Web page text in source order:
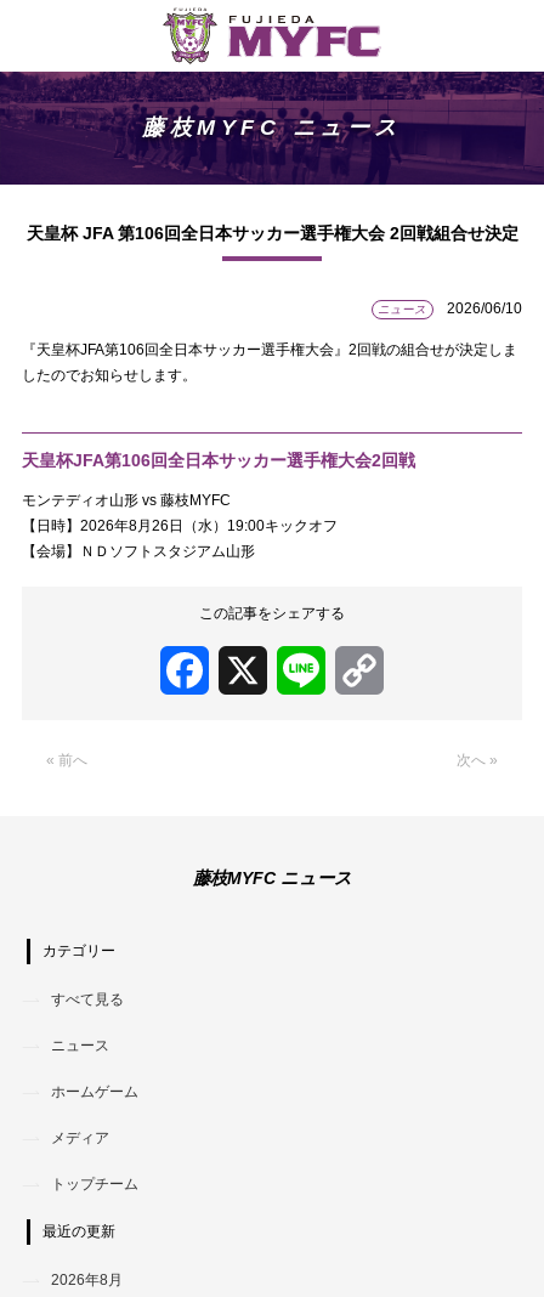
藤枝MYFC ニュース
天皇杯 JFA 第106回全日本サッカー選手権大会 2回戦組合せ決定
ニュース 2026/06/10
『天皇杯JFA第106回全日本サッカー選手権大会』2回戦の組合せが決定しま
したのでお知らせします。
天皇杯JFA第106回全日本サッカー選手権大会2回戦
モンテディオ山形 vs 藤枝MYFC
【日時】2026年8月26日（水）19:00キックオフ
【会場】ＮＤソフトスタジアム山形
この記事をシェアする
Facebook Line
« 前へ 次へ »
藤枝MYFC ニュース
カテゴリー
すべて見る
ニュース
ホームゲーム
メディア
トップチーム
最近の更新
2026年8月